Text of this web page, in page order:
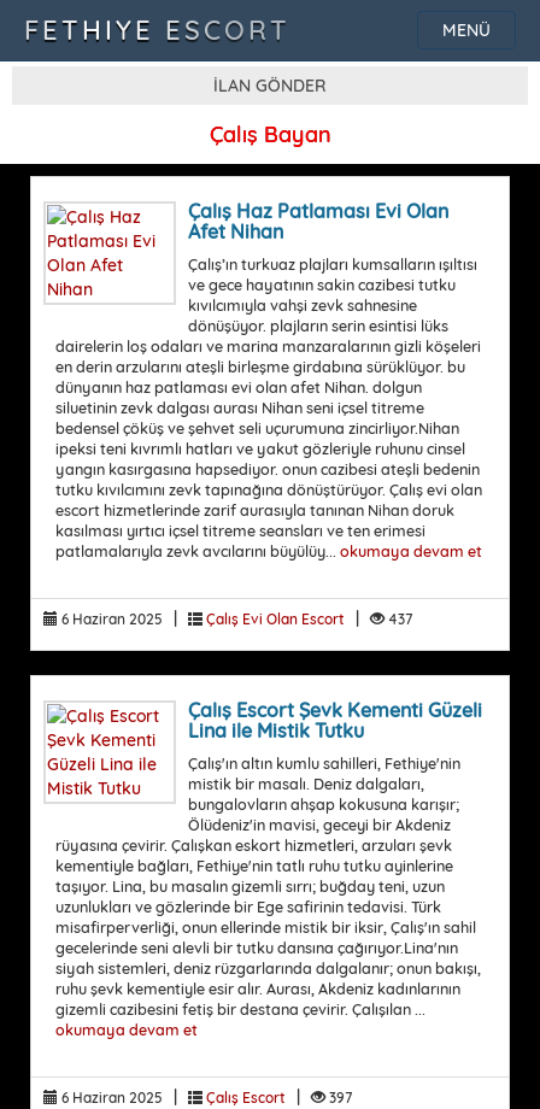
MENÜ
FETHIYE ESCORT
İLAN GÖNDER
Çalış Bayan
Çalış Haz Patlaması Evi Olan
Afet Nihan
Çalış’ın turkuaz plajları kumsalların ışıltısı
ve gece hayatının sakin cazibesi tutku
kıvılcımıyla vahşi zevk sahnesine
dönüşüyor. plajların serin esintisi lüks
dairelerin loş odaları ve marina manzaralarının gizli köşeleri
en derin arzularını ateşli birleşme girdabına sürüklüyor. bu
dünyanın haz patlaması evi olan afet Nihan. dolgun
siluetinin zevk dalgası aurası Nihan seni içsel titreme
bedensel çöküş ve şehvet seli uçurumuna zincirliyor.Nihan
ipeksi teni kıvrımlı hatları ve yakut gözleriyle ruhunu cinsel
yangın kasırgasına hapsediyor. onun cazibesi ateşli bedenin
tutku kıvılcımını zevk tapınağına dönüştürüyor. Çalış evi olan
escort hizmetlerinde zarif aurasıyla tanınan Nihan doruk
kasılması yırtıcı içsel titreme seansları ve ten erimesi
patlamalarıyla zevk avcılarını büyülüy... okumaya devam et
6 Haziran 2025 | Çalış Evi Olan Escort | 437
Çalış Escort Şevk Kementi Güzeli
Lina ile Mistik Tutku
Çalış'ın altın kumlu sahilleri, Fethiye'nin
mistik bir masalı. Deniz dalgaları,
bungalovların ahşap kokusuna karışır;
Ölüdeniz'in mavisi, geceyi bir Akdeniz
rüyasına çevirir. Çalışkan eskort hizmetleri, arzuları şevk
kementiyle bağları, Fethiye'nin tatlı ruhu tutku ayinlerine
taşıyor. Lina, bu masalın gizemli sırrı; buğday teni, uzun
uzunlukları ve gözlerinde bir Ege safirinin tedavisi. Türk
misafirperverliği, onun ellerinde mistik bir iksir, Çalış'ın sahil
gecelerinde seni alevli bir tutku dansına çağırıyor.Lina'nın
siyah sistemleri, deniz rüzgarlarında dalgalanır; onun bakışı,
ruhu şevk kementiyle esir alır. Aurası, Akdeniz kadınlarının
gizemli cazibesini fetiş bir destana çevirir. Çalışılan ...
okumaya devam et
6 Haziran 2025 | Çalış Escort | 397